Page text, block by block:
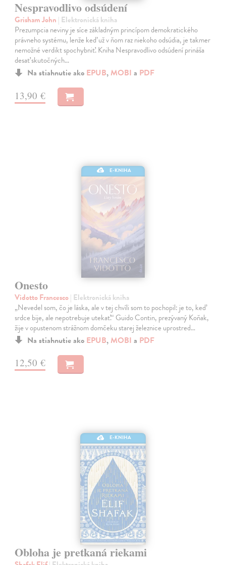
Nespravodlivo odsúdení
Grisham John | Elektronická kniha
Prezumpcia neviny je síce základným princípom demokratického
právneho systému, lenže keď už v ňom raz niekoho odsúdia, je takmer
nemožné verdikt spochybniť. Kniha Nespravodlivo odsúdení prináša
desať skutočných…
Na stiahnutie ako EPUB, MOBI a PDF
13,90 €
E-KNIHA
Onesto
Vidotto Francesco| Elektronická kniha
„Nevedel som, čo je láska, ale v tej chvíli som to pochopil: je to, keď
srdce bije, ale nepotrebuje utekať.“ Guido Contin, prezývaný Koňak,
žije v opustenom strážnom domčeku starej železnice uprostred…
Na stiahnutie ako EPUB, MOBI a PDF
12,50 €
E-KNIHA
Obloha je pretkaná riekami